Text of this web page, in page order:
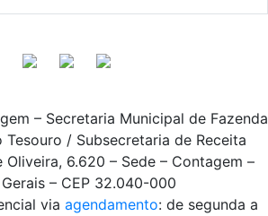
– Secretaria Municipal de Fazenda
Tesouro / Subsecretaria de Receita
Oliveira, 6.620 – Sede – Contagem –
– CEP 32.040-000
via agendamento: de segunda a